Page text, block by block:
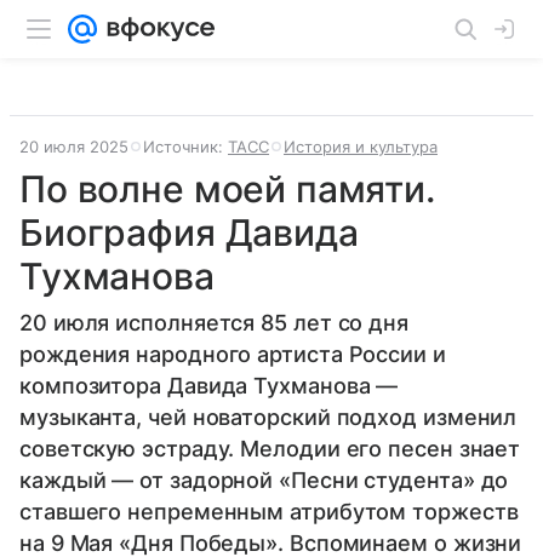
20 июля 2025 Источник: ТАСС История и культура
По волне моей памяти.
Биография Давида
Тухманова
20 июля исполняется 85 лет со дня
рождения народного артиста России и
композитора Давида Тухманова —
музыканта, чей новаторский подход изменил
советскую эстраду. Мелодии его песен знает
каждый — от задорной «Песни студента» до
ставшего непременным атрибутом торжеств
на 9 Мая «Дня Победы». Вспоминаем о жизни